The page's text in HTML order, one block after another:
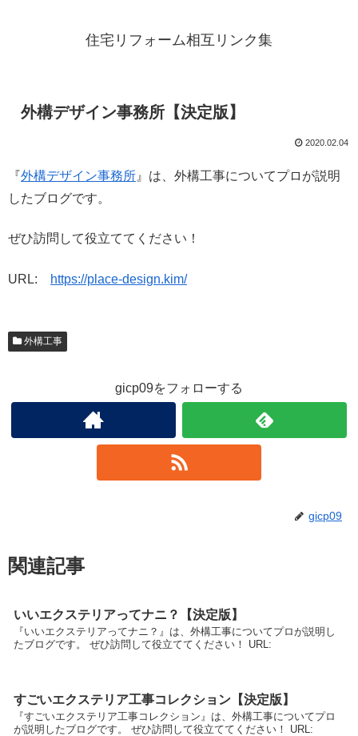
住宅リフォーム相互リンク集
外構デザイン事務所【決定版】
2020.02.04
『外構デザイン事務所 』は、外構工事についてプロが説明
したブログです。
ぜひ訪問して役立ててください！
URL: https://place-design.kim/
外構工事
gicp09をフォローする
gicp09
関連記事
いいエクステリアってナニ？【決定版】
『いいエクステリアってナニ？』は、外構工事についてプロが説明し
たブログです。 ぜひ訪問して役立ててください！ URL:
すごいエクステリア工事コレクション【決定版】
『すごいエクステリア工事コレクション』は、外構工事についてプロ
が説明したブログです。 ぜひ訪問して役立ててください！ URL: